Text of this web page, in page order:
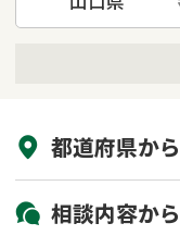
初回相談無料
都道府県から
北海道・東北
相談内容から